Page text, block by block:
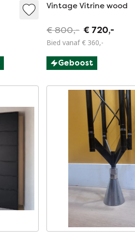
Vintage Vitrine wood
€ 800,- € 720,-
Bied vanaf € 360,-
Geboost